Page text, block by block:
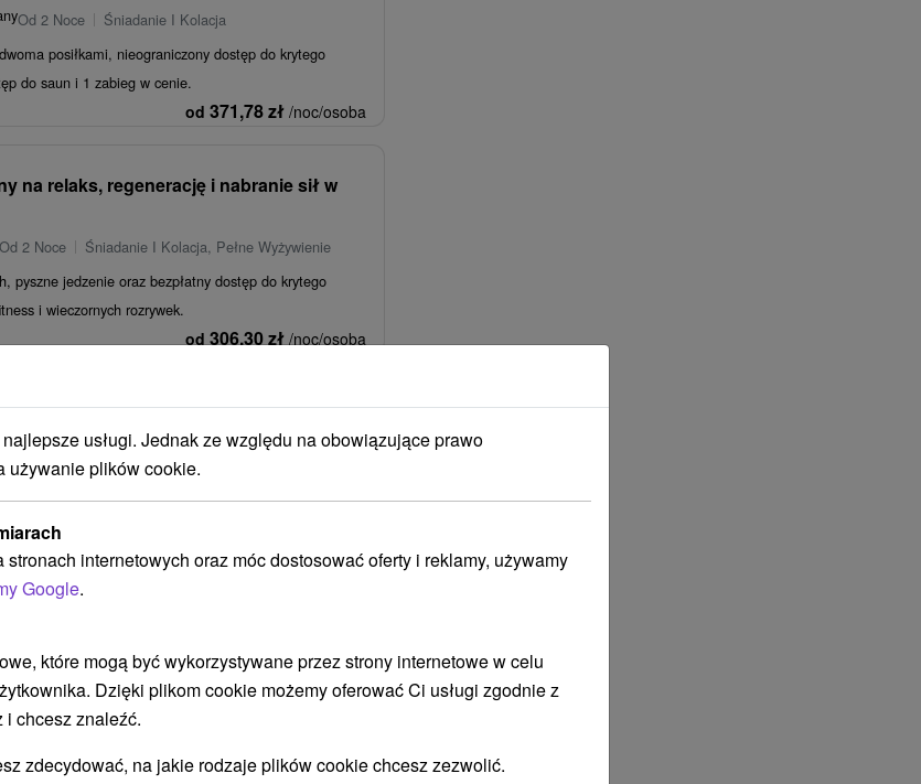
Od 2 Noce
Śniadanie I Kolacja
posiłkami, nieograniczony dostęp do krytego
do saun i 1 zabieg w cenie.
od 371,78zł /noc/osoba
na relaks, regenerację i nabranie sił w
Od 2 Noce
Śniadanie I Kolacja, Pełne Wyżywienie
pyszne jedzenie oraz bezpłatny dostęp do krytego
i wieczornych rozrywek.
od306,30zł /noc/osoba
1 dziecko do lat 12 GRATIS,
Od 3 Noce
All Inclusive
dla całej rodziny. Oprócz bogatej oferty napojów i
programy sportowe i...
od431,22zł /noc/osoba
usługi. Jednak ze względu na obowiązujące prawo
używanie plików cookie.
internetowych oraz móc dostosować oferty i reklamy, używamy
Google.
które mogą być wykorzystywane przez strony internetowe w celu
Dzięki plikom cookie możemy oferować Ci usługi zgodnie z
i chcesz znaleźć.
zdecydować, na jakie rodzaje plików cookie chcesz zezwolić.